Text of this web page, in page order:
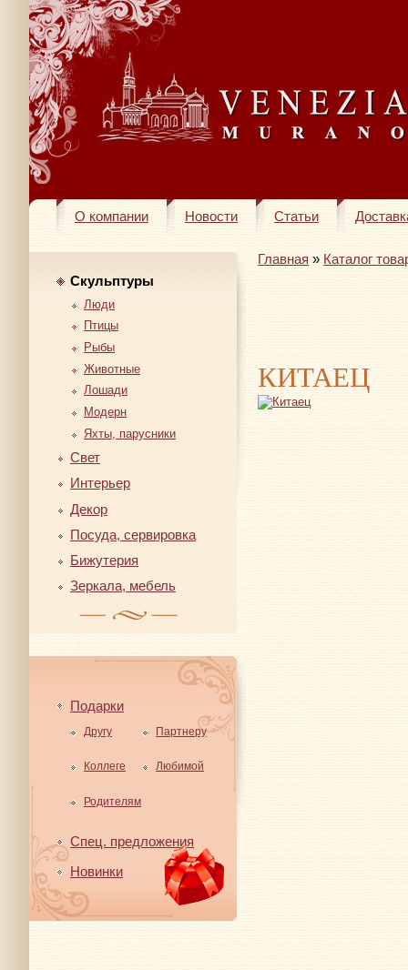
О компании Новости Статьи
Скульптуры
Люди
Птицы
Рыбы
Животные
Лошади
Модерн
Яхты, парусники
Свет
Интерьер
Декор
Посуда, сервировка
Бижутерия
Зеркала, мебель
Подарки
Другу Партнеру
Коллеге Любимой
Родителям
Спец. предложения
Новинки
Главная » Каталог
КИТАЕЦ